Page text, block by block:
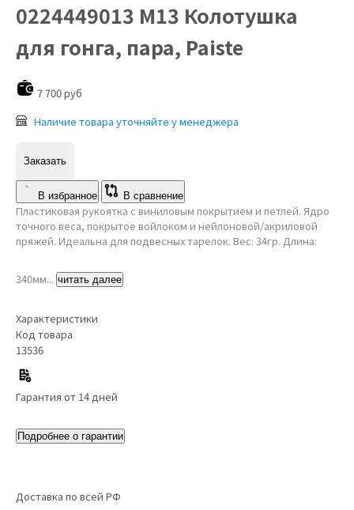
0224449013 M13 Колотушка
для гонга, пара, Paiste
7 700 руб
Наличие товара уточняйте у менеджера
Заказать
В избранное В сравнение
Пластиковая рукоятка с виниловым покрытием и петлей. Ядро
точного веса, покрытое войлоком и нейлоновой/акриловой
пряжей. Идеальна для подвесных тарелок. Вес: 34гр. Длина:
340мм... читать далее
Характеристики
Код товара
13536
Гарантия от 14 дней
Подробнее о гарантии
Доставка по всей РФ